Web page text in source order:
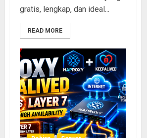
gratis, lengkap, dan ideal...
READ MORE